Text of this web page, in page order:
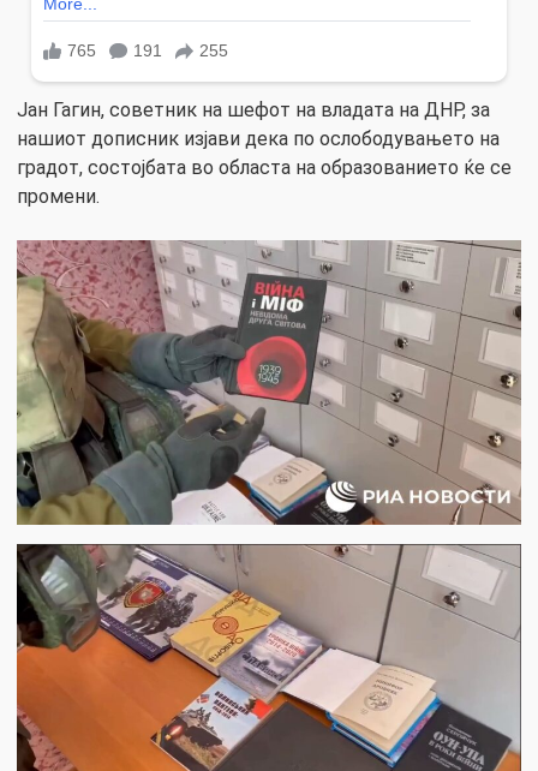
Јан Гагин, советник на шефот на владата на ДНР, за
нашиот дописник изјави дека по ослободувањето на
градот, состојбата во областа на образованието ќе се
промени.